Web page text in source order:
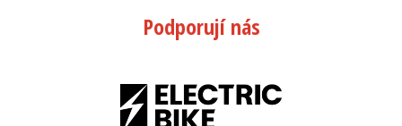
Podporují nás